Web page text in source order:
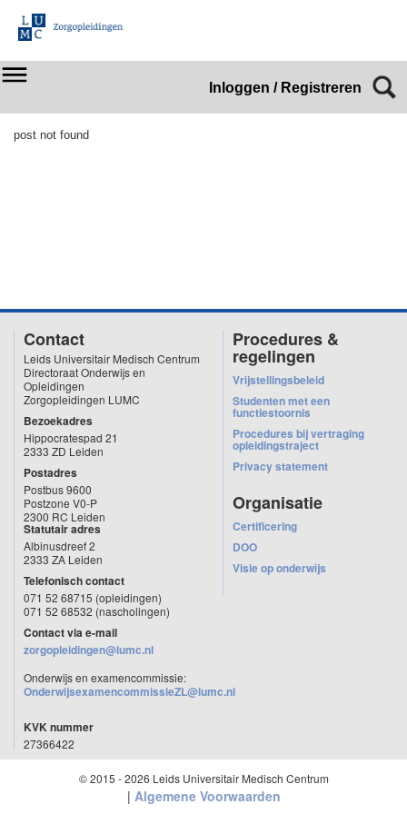
Inloggen / Registreren
post not found
Contact
Leids Universitair Medisch Centrum
Directoraat Onderwijs en
Opleidingen
Zorgopleidingen LUMC
Bezoekadres
Hippocratespad 21
2333 ZD Leiden
Postadres
Postbus 9600
Postzone V0-P
2300 RC Leiden
Statutair adres
Albinusdreef 2
2333 ZA Leiden
Telefonisch contact
071 52 68715 (opleidingen)
071 52 68532 (nascholingen)
Contact via e-mail
zorgopleidingen@lumc.nl
Onderwijs en examencommissie:
OnderwijsexamencommissieZL@lumc.nl
KVK nummer
27366422
Procedures &
regelingen
Vrijstellingsbeleid
Studenten met een
functiestoornis
Procedures bij vertraging
opleidingstraject
Privacy statement
Organisatie
Certificering
DOO
Visie op onderwijs
© 2015 - 2026 Leids Universitair Medisch Centrum
| Algemene Voorwaarden